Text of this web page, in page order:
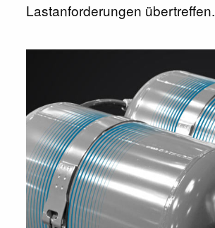
Lastanforderungen übertreffen.